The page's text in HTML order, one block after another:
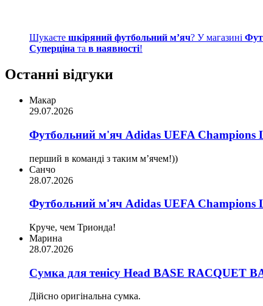
Шукаєте шкіряний футбольний м’яч? У магазині
Суперціна та в наявності!
Останні відгуки
Макар
29.07.2026
Футбольний м'яч Adidas UEFA Champions
перший в команді з таким мʼячем!))
Санчо
28.07.2026
Футбольний м'яч Adidas UEFA Champions
Круче, чем Трионда!
Марина
28.07.2026
Сумка для тенісу Head BASE RACQUET
Дійсно оригінальна сумка.